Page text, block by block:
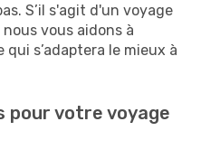
S’il s'agit d'un voyage
vous aidons à
s’adaptera le mieux à
pour votre voyage